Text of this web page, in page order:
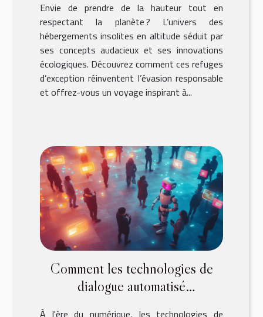
Envie de prendre de la hauteur tout en
respectant la planète ? L’univers des
hébergements insolites en altitude séduit par
ses concepts audacieux et ses innovations
écologiques. Découvrez comment ces refuges
d’exception réinventent l’évasion responsable
et offrez-vous un voyage inspirant à...
Comment les technologies de
dialogue automatisé
À l'ère du numérique, les technologies de